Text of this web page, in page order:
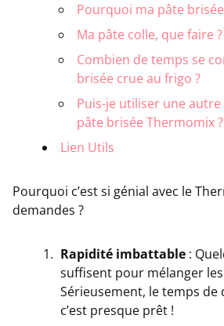
Pourquoi ma pâte
Ma pâte colle, que faire ?
Combien de temps se
brisée crue au frigo ?
Puis-je utiliser une
pâte brisée Thermomix ?
Lien Utils
Pourquoi c’est si génial avec le
demandes ?
Rapidité imbattable :
suffisent pour mélanger
Sérieusement, le temps de
c’est presque prêt !